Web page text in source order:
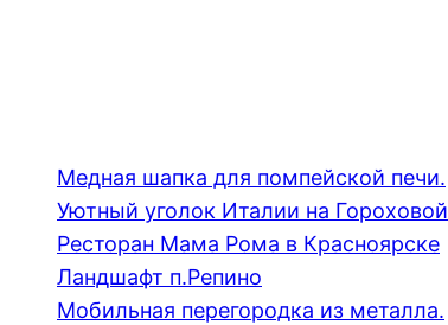
Медная шапка для помпейской печи.
Уютный уголок Италии на Гороховой
Ресторан Мама Рома в Красноярске
Ландшафт п.Репино
Мобильная перегородка из металла.